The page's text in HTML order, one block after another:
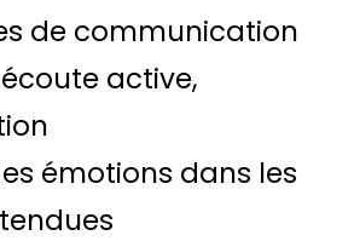
de communication
active,
émotions dans les